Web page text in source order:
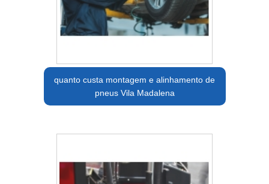
quanto custa montagem e alinhamento de
pneus Vila Madalena